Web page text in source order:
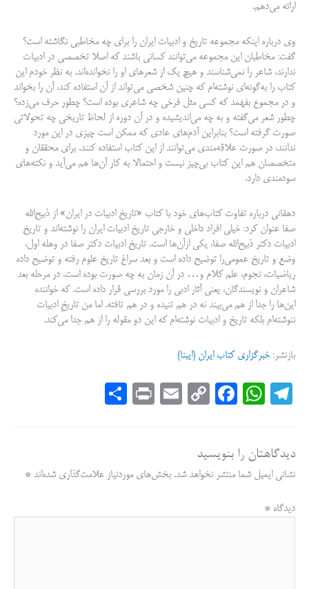
ارائه می‌دهم.
وی درباره اینکه مجموعه تاریخ و ادبیات ایران را برای چه مخاطبی نگاشته‌ است؟
گفت: مخاطبان این مجموعه می‌توانند کسانی باشند که اصلا تخصصی در ادبیات
ندارند، شاعر را نمی‌شناسند و هیچ یک از شعرهای او را نخوانده‌اند. به نظر خودم این
کتاب را به‌گونه‌ای نوشته‌ام که چنین شخصی می‌تواند از آن استفاده کند، آن را بخواند
و در مجموع بفهمد که کسی مثل فرخی چه شاعری بوده‌ است؟ چطور حرف می‌زده؟
چطور شعر می‌گفته و به چه می‌اندیشیده و در آن دوره از لحاظ تاریخی چه تحولاتی
صورت گرفته است؟ بنابراین آدم‌های عادی که ممکن است چیزی در این مورد
ندانند، در صورت علاقه‌مندی می‌توانند از این کتاب استفاده کنند. برای محققان و
متخصصان هم این کتاب بی‌چیز نیست و احتمالا به کار آن‌ها هم می‌آید و نکته‌های
سودمندی دارد.
دهقانی درباره تفاوت کتاب‌های خود با کتاب «تاریخ ادبیات در ایران» از ذبیح‌الله
صفا عنوان کرد: خیلی افراد داخلی و خارجی تاریخ ادبیات ایران را نوشته‌اند و تاریخ
ادبیات دکتر ذبیح‌الله صفا، یکی ازآن‌ها است. تاریخ ادبیات دکتر صفا در وهله اول،
وضع و تاریخ عمومی‌را توضیح داده است و بعد سراغ تاریخ علوم رفته و توضیح داده
ریاضیات، نجوم، علم کلام و… در آن زمان به چه صورت بوده است. در مرحله بعد
شاعران و نویسندگان، یعنی آثار ادبی را مورد بررسی قرار داده است. که خواننده
این‌ها را جدا از هم می‌بیند نه در هم تنیده و در هم تافته. اما من تاریخِ ادبیات
ننوشته‌ام بلکه تاریخ و ادبیات نوشته‌ام که این دو مقوله را از هم جدا می‌کند.
بازنشر:خبرگزاری کتاب ایران (ایبنا)
Te
a
m
W
A
pp
Fa
ok
C
nk
E
Pr
دیدگاهتان را بنویسید
نشانی ایمیل شما منتشر نخواهد شد. بخش‌های موردنیاز علامت‌گذاری شده‌اند *
دیدگاه *